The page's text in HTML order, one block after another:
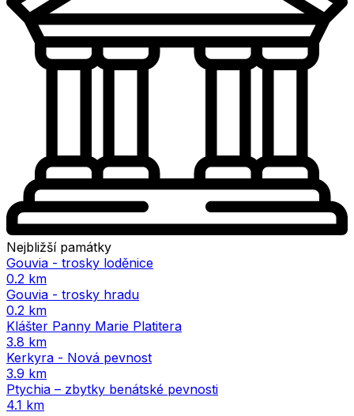
Nejbližší památky
Gouvia - trosky loděnice
0.2 km
Gouvia - trosky hradu
0.2 km
Klášter Panny Marie Platitera
3.8 km
Kerkyra - Nová pevnost
3.9 km
Ptychia – zbytky benátské pevnosti
4.1 km